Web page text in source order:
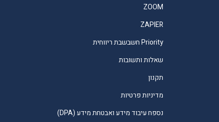
ZOOM
ZAPIER
Priority חשבשבת ריווחית
שאלות ותשובות
תקנון
מדיניות פרטיות
נספח עיבוד מידע ואבטחת מידע (DPA)